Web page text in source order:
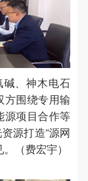
、神木电石
方围绕专用输
源项目合作等
源打造“源网
（费宏宇）